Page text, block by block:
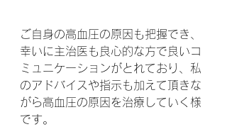
ご自身の高血圧の原因も把握でき、
幸いに主治医も良心的な方で良いコ
ミュニケーションがとれており、私
のアドバイスや指示も加えて頂きな
がら高血圧の原因を治療していく様
です。